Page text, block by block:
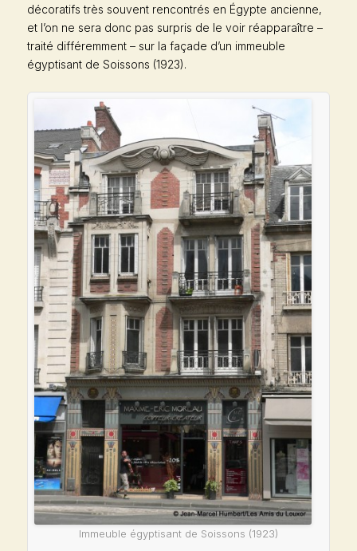
décoratifs très souvent rencontrés en Égypte ancienne,
et l’on ne sera donc pas surpris de le voir réapparaître –
traité différemment – sur la façade d’un immeuble
égyptisant de Soissons (1923).
Immeuble égyptisant de Soissons (1923)